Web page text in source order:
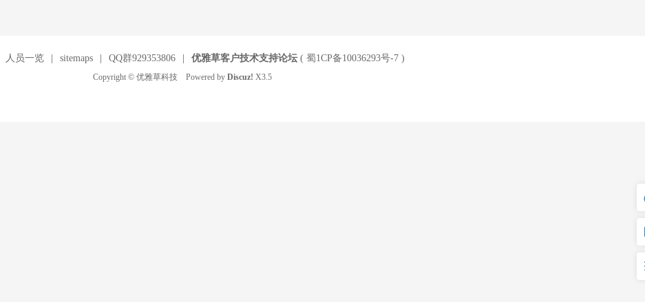
人员一览 sitemaps QQ群929353806 优雅草客户技术支持论坛( 蜀1CP备10036293号-7)
Copyright © 优雅草科技 Powered by Discuz! X3.5